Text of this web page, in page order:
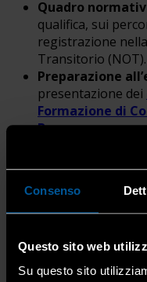
Consenso
Questo sito web
Su questo sito
Quadro
qualifica, sui
registrazione
Transitorio (NOT).
Preparazione
presentazione dei
Formazione di
Bergamo
indispensabile
professione di
Programma